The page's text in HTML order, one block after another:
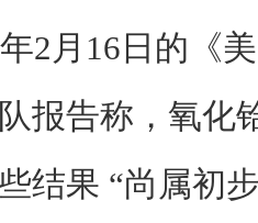
2月16日的《
报告称，氧
结果 “尚属初